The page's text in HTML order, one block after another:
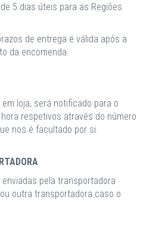
5 dias úteis para as Regiões
de entrega é válida após a
da encomenda.
loja, será notificado para o
respetivos através do número
nos é facultado por si.
pela transportadora
ou outra transportadora caso o